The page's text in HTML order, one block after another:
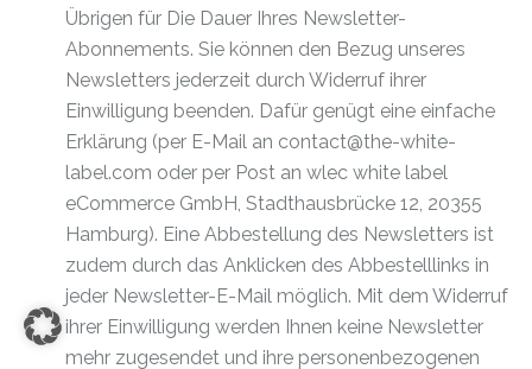
Übrigen für Die Dauer Ihres Newsletter-
Abonnements. Sie können den Bezug unseres
Newsletters jederzeit durch Widerruf ihrer
Einwilligung beenden. Dafür genügt eine einfache
Erklärung (per E-Mail an contact@the-white-
label.com oder per Post an wlec white label
eCommerce GmbH, Stadthausbrücke 12, 20355
Hamburg). Eine Abbestellung des Newsletters ist
zudem durch das Anklicken des Abbestelllinks in
jeder Newsletter-E-Mail möglich. Mit dem Widerruf
ihrer Einwilligung werden Ihnen keine Newsletter
mehr zugesendet und ihre personenbezogenen